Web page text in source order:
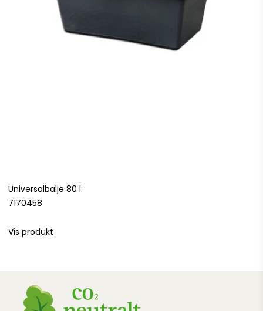
Universalbalje 80 l.
7170458
Vis produkt